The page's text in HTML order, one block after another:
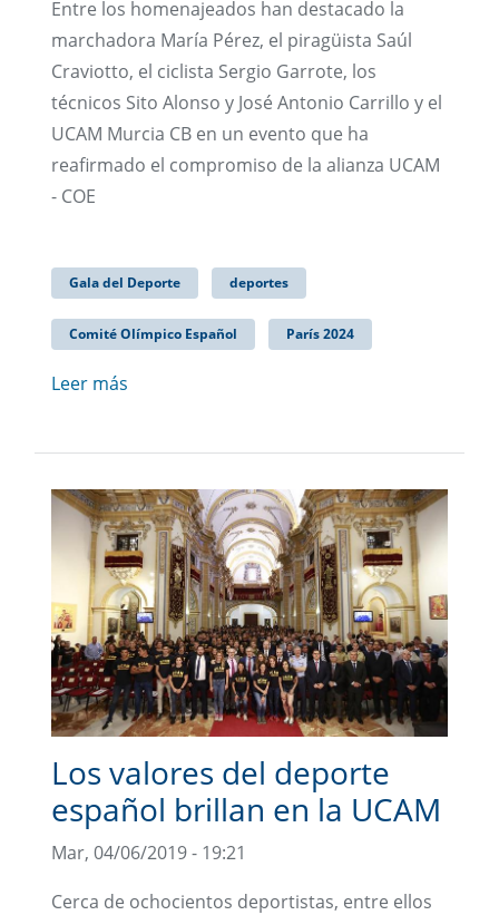
Entre los homenajeados han destacado la
marchadora María Pérez, el piragüista Saúl
Craviotto, el ciclista Sergio Garrote, los
técnicos Sito Alonso y José Antonio Carrillo y el
UCAM Murcia CB en un evento que ha
reafirmado el compromiso de la alianza UCAM
- COE
Gala del Deporte deportes
Comité Olímpico Español París 2024
Leer más
Los valores del deporte
español brillan en la UCAM
Mar, 04/06/2019 - 19:21
Cerca de ochocientos deportistas, entre ellos